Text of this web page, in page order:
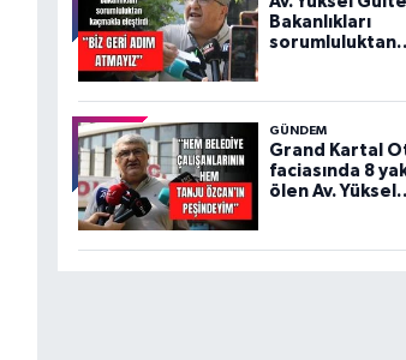
Bakanlıkları
sorumluluktan
GÜNDEM
Grand Kartal
faciasında 8
ölen Av. Yüksel